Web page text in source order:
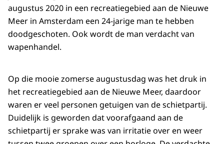
augustus 2020 in een recreatiegebied aan de Nieuwe
Meer in Amsterdam een 24-jarige man te hebben
doodgeschoten. Ook wordt de man verdacht van
wapenhandel.
Op die mooie zomerse augustusdag was het druk in
het recreatiegebied aan de Nieuwe Meer, daardoor
waren er veel personen getuigen van de schietpartij.
Duidelijk is geworden dat voorafgaand aan de
schietpartij er sprake was van irritatie over en weer